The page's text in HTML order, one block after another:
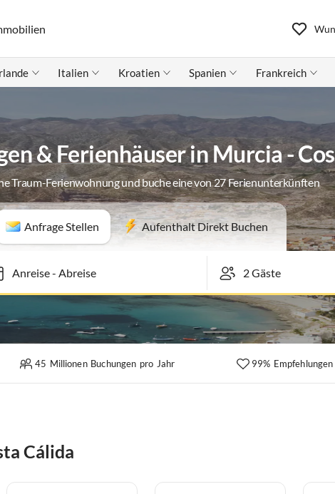
Italien Kroatien Spanien Frankreich
& Ferienhäuser in Murcia -
Traum-Ferienwohnung und buche eine von 27 Ferienunterkünften
Anfrage Stellen Aufenthalt Direkt Buchen
Anreise-Abreise
45 Millionen Buchungen pro Jahr 99% Empfehlungen
Cálida